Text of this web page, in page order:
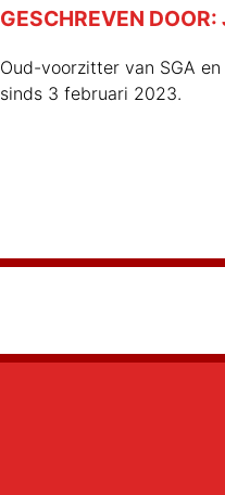
GESCHREVEN DOOR:
Oud-voorzitter van SGA
sinds 3 februari 2023.